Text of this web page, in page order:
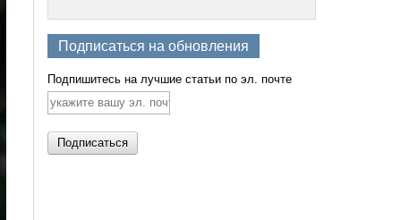
Подписаться на обновления
Подпишитесь на лучшие статьи по эл. почте